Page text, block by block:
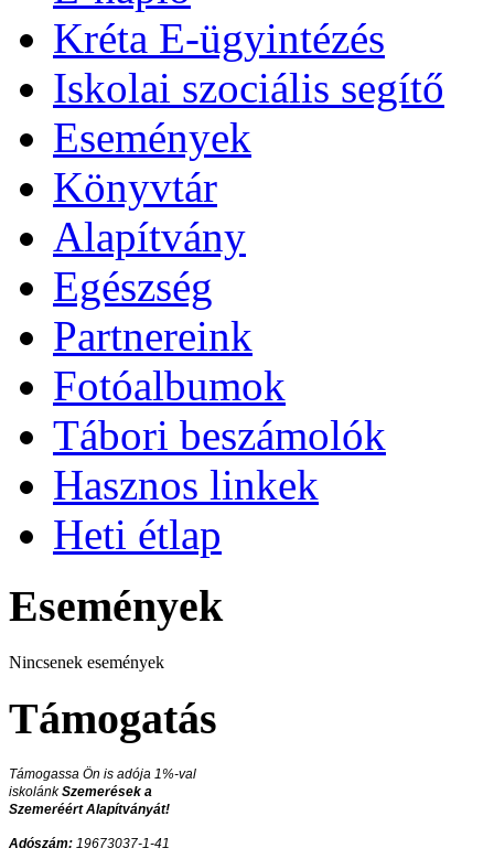
Kréta E-ügyintézés
Iskolai szociális segítő
Események
Könyvtár
Alapítvány
Egészség
Partnereink
Fotóalbumok
Tábori beszámolók
Hasznos linkek
Heti étlap
Események
Nincsenek események
Támogatás
Támogassa Ön is adója 1%-val
iskolánkSzemerések a
Szemeréért Alapítványát!
Adószám: 19673037-1-41